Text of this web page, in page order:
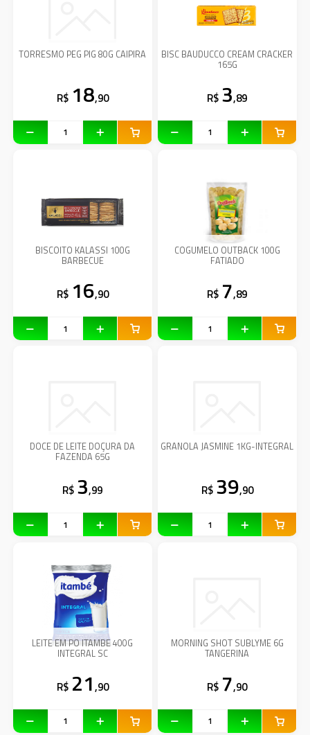
TORRESMO PEG PIG 80G CAIPIRA
R$ 18,90
BISC BAUDUCCO CREAM CRACKER
165G
R$ 3,89
BISCOITO KALASSI 100G
BARBECUE
R$ 16,90
COGUMELO OUTBACK 100G
FATIADO
R$ 7,89
DOCE DE LEITE DOÇURA DA
FAZENDA 65G
R$ 3,99
GRANOLA JASMINE 1KG-INTEGRAL
R$ 39,90
LEITE EM PO ITAMBE 400G
INTEGRAL SC
R$ 21,90
MORNING SHOT SUBLYME 6G
TANGERINA
R$ 7,90